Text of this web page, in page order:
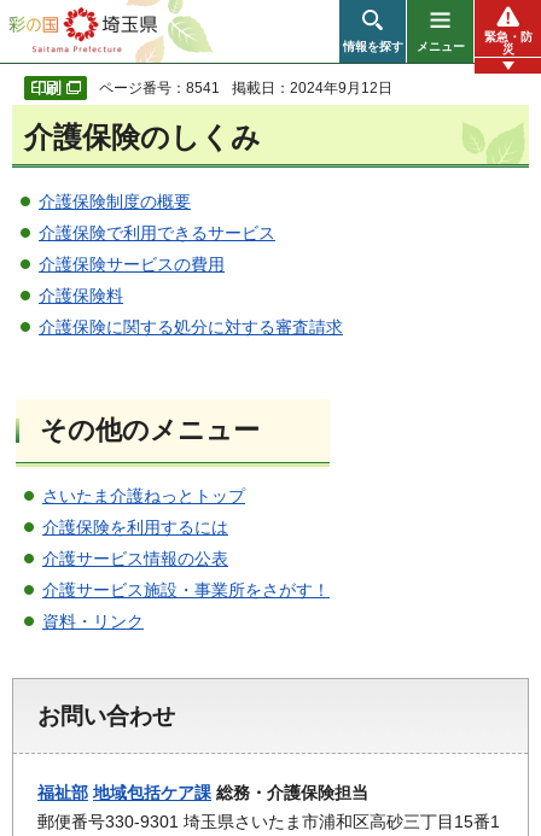
彩の国 埼玉県
情報を探す メニュー
緊急・防
災
ページ番号：8541 掲載日：2024年9月12日
介護保険のしくみ
介護保険制度の概要
介護保険で利用できるサービス
介護保険サービスの費用
介護保険料
介護保険に関する処分に対する審査請求
その他のメニュー
さいたま介護ねっとトップ
介護保険を利用するには
介護サービス情報の公表
介護サービス施設・事業所をさがす！
資料・リンク
お問い合わせ
福祉部 地域包括ケア課 総務・介護保険担当
郵便番号330-9301 埼玉県さいたま市浦和区高砂三丁目15番1